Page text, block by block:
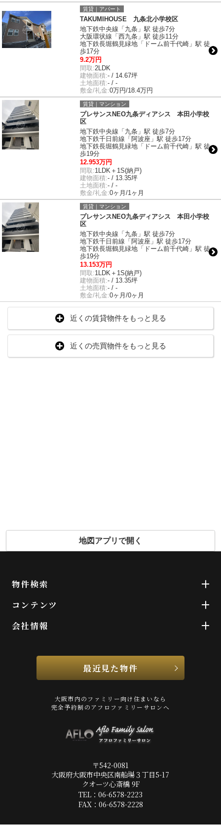
賃貸｜アパート
TAKUMIHOUSE 九条北小学校区
地下鉄中央線「九条」駅 徒歩7分
大阪環状線「西九条」駅 徒歩11分
地下鉄長堀鶴見緑地「ドーム前千代崎」駅 徒
歩17分
9.2万円
間取:2LDK
建物面積:- / 14.67坪
土地面積:- / -
敷金/礼金:0万円/18.4万円
賃貸｜マンション
プレサンスNEO九条ディアシス 本田小学校
区
地下鉄中央線「九条」駅 徒歩7分
地下鉄千日前線「阿波座」駅 徒歩17分
地下鉄長堀鶴見緑地「ドーム前千代崎」駅 徒
歩19分
12.953万円
間取:1LDK＋1S(納戸)
建物面積:- / 13.35坪
土地面積:- / -
敷金/礼金:0ヶ月/1ヶ月
賃貸｜マンション
プレサンスNEO九条ディアシス 本田小学校
区
地下鉄中央線「九条」駅 徒歩7分
地下鉄千日前線「阿波座」駅 徒歩17分
地下鉄長堀鶴見緑地「ドーム前千代崎」駅 徒
歩19分
13.153万円
間取:1LDK＋1S(納戸)
建物面積:- / 13.35坪
土地面積:- / -
敷金/礼金:0ヶ月/0ヶ月
近くの賃貸物件をもっと見る
近くの売買物件をもっと見る
地図アプリで開く
物件検索
コンテンツ
会社情報
最近見た物件
大阪市内のファミリー向け住まいなら
完全予約制のアフロファミリーサロンへ
〒542-0081
大阪府大阪市中央区南船場３丁目5-17
クオーツ心斎橋 9F
TEL：06-6578-2223
FAX：06-6578-2228